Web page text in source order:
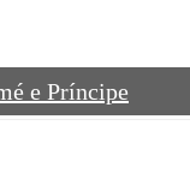
e Príncipe